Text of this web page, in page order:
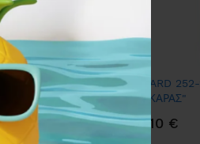
19-1/2 ΚΟΥΤΑΛΑ
ΕΠΙΦΑΝΕΙΑΣ
PICARD
"ΔΕΚΑΡΑΣ"
47,10 €